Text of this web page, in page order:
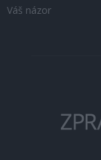
Váš názor